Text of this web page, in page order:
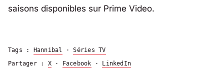
saisons disponibles sur Prime Video.
Tags : Hannibal ·Séries TV
Partager : X· Facebook · LinkedIn